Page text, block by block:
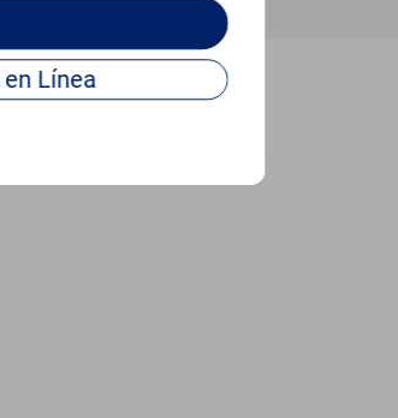
Continúe para entrar en la Banca en Línea